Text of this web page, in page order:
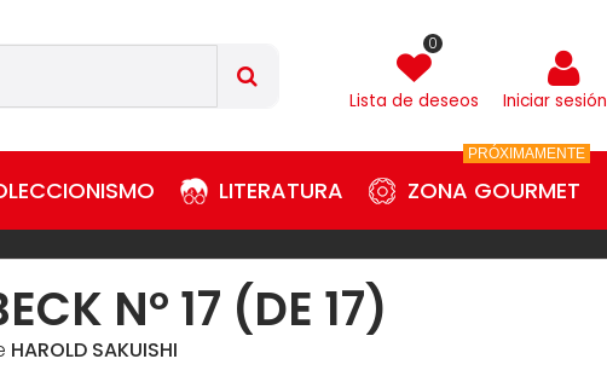
0
Lista de deseos Iniciar sesión
LITERATURA ZONA GOURMET
PRÓXIMAMENTE
Nº 17 (DE 17)
HAROLD SAKUISHI